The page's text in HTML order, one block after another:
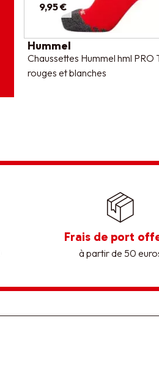
9,95 €
Hummel
Chaussettes Hummel hml PRO
rouges et blanches
Frais de port
à partir de 50